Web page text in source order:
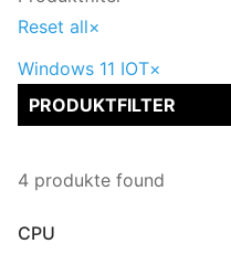
Reset all×
Windows 11 IOT×
PRODUKTFILTER
4 produkte found
CPU